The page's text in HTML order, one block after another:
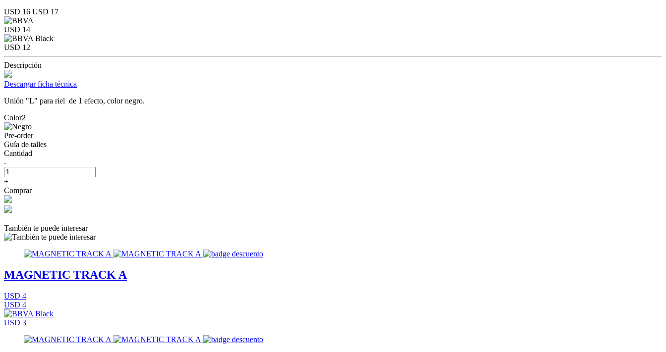
USD 16 USD 17
USD 14
USD 12
Descripción
Descargar ficha técnica
Unión "L" para riel de 1 efecto, color negro.
Color2
Pre-order
Guía de talles
Cantidad
-
+
Comprar
También te puede interesar
MAGNETIC TRACK A
USD 4
USD 4
USD 3